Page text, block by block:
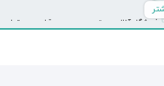
آنلاین معتبر در دید عموم قرار دهیم،
فرش هارا برای شما به نمایش بگذاریم.
دستباف گل ، تابلو فرش دستباف فرانسوی ،